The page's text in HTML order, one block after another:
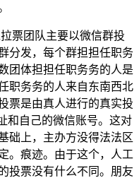
票团队主要以微信群投
分发，每个群担担任职务
团体担担任职务务的人是
职务务的人来自东南西北
票是由真人进行的真实投
和自己的微信账号。这对
础上，主办方没得法法区
。痕迹。由于这个，人工
投票没有什么不同。朋友